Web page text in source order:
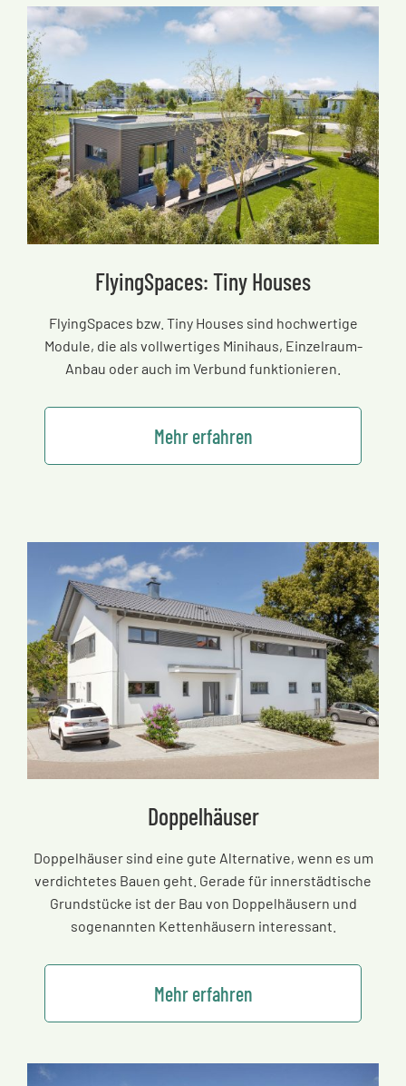
FlyingSpaces: Tiny Houses
FlyingSpaces bzw. Tiny Houses sind hochwertige
Module, die als vollwertiges Minihaus, Einzelraum-
Anbau oder auch im Verbund funktionieren.
Mehr erfahren
Doppelhäuser
Doppelhäuser sind eine gute Alternative, wenn es um
verdichtetes Bauen geht. Gerade für innerstädtische
Grundstücke ist der Bau von Doppelhäusern und
sogenannten Kettenhäusern interessant.
Mehr erfahren